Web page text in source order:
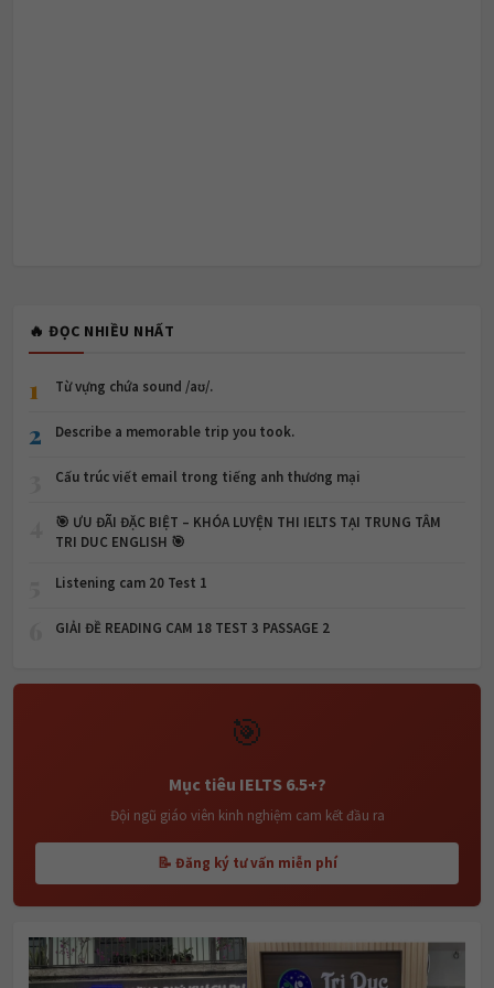
🔥 ĐỌC NHIỀU NHẤT
1 Từ vựng chứa sound /aʊ/.
2 Describe a memorable trip you took.
Cấu trúc viết email trong tiếng anh thương mại
🎯 ƯU ĐÃI ĐẶC BIỆT – KHÓA LUYỆN THI IELTS TẠI TRUNG TÂM
TRI DUC ENGLISH 🎯
Listening cam 20 Test 1
GIẢI ĐỀ READING CAM 18 TEST 3 PASSAGE 2
🎯
Mục tiêu IELTS 6.5+?
Đội ngũ giáo viên kinh nghiệm cam kết đầu ra
📝 Đăng ký tư vấn miễn phí